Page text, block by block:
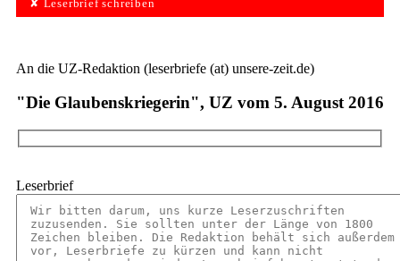
✘ Leserbrief schreiben
An die UZ-Redaktion (leserbriefe (at) unsere-zeit.de)
"Die Glaubenskriegerin", UZ vom 5. August 2016
Leserbrief